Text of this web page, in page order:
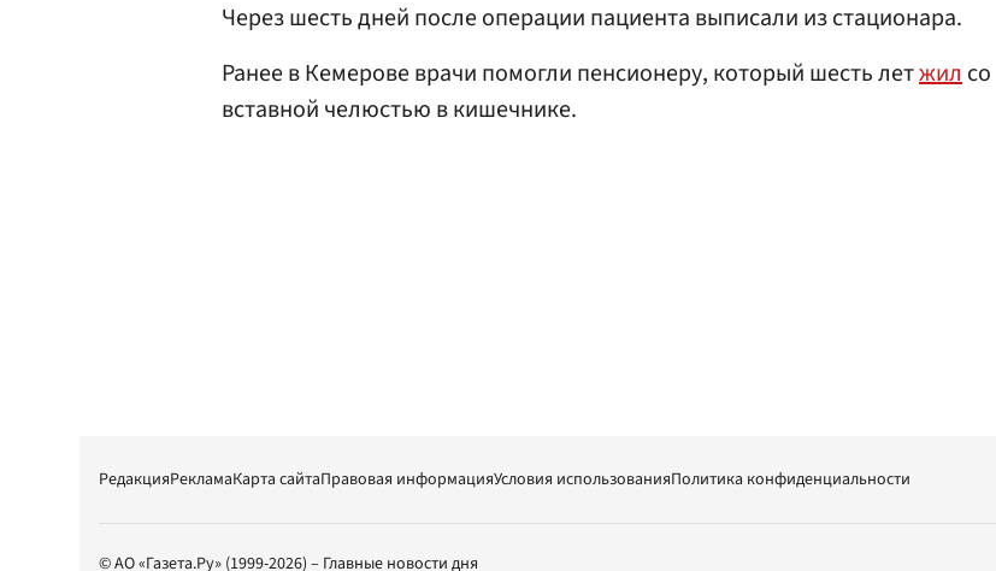
Через шесть дней после операции пациента выписали из стационара.
Ранее в Кемерове врачи помогли пенсионеру, который шесть летжилсо
вставной челюстью в кишечнике.
РедакцияРекламаКарта сайтаПравовая информацияУсловия использованияПолитика конфиденциальности
© АО «Газета.Ру» (1999-2026) – Главные новости дня